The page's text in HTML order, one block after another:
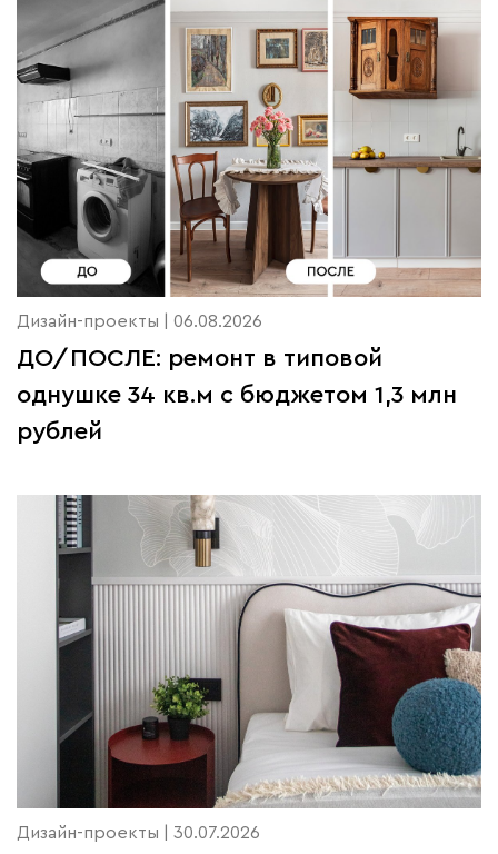
Дизайн-проекты | 06.08.2026
ДО/ПОСЛЕ: ремонт в типовой
однушке 34 кв.м с бюджетом 1,3 млн
рублей
Дизайн-проекты | 30.07.2026